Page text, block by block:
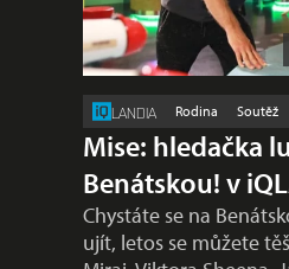
LANDIA Rodina Soutěž
Mise: hledačka
Benátskou! v
Chystáte se na
ujít, letos se můžete